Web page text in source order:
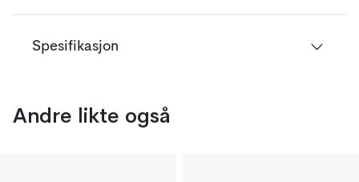
Spesifikasjon
Andre likte også